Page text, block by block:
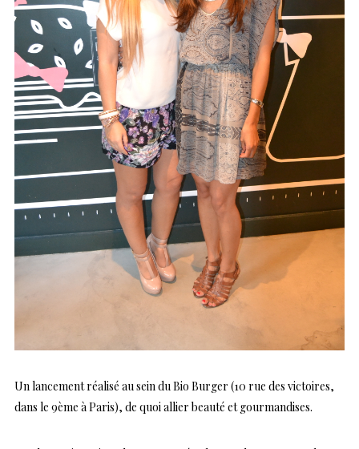
Un lancement réalisé au sein du Bio Burger (10 rue des victoires,
dans le 9ème à Paris), de quoi allier beauté et gourmandises.